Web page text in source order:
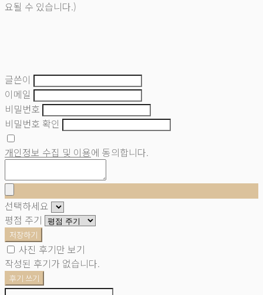
요될 수 있습니다.)
글쓴이
이메일
비밀번호
비밀번호 확인
개인정보 수집 및 이용에 동의합니다.
선택하세요
평점 주기
저장하기
사진 후기만 보기
작성된 후기가 없습니다.
후기 쓰기